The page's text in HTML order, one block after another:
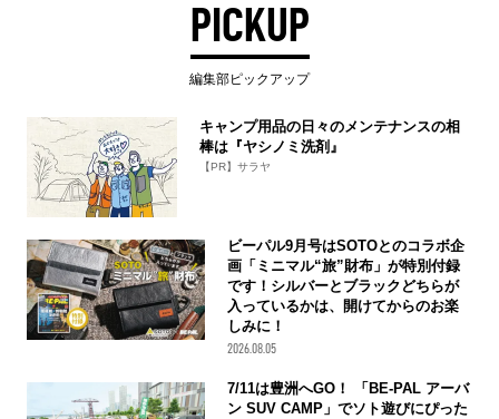
PICKUP
編集部ピックアップ
キャンプ用品の日々のメンテナンスの相
棒は『ヤシノミ洗剤』
【PR】サラヤ
ビーパル9月号はSOTOとのコラボ企
画「ミニマル“旅”財布」が特別付録
です！シルバーとブラックどちらが
入っているかは、開けてからのお楽
しみに！
2026.08.05
7/11は豊洲へGO！ 「BE-PAL アーバ
ン SUV CAMP」でソト遊びにぴった